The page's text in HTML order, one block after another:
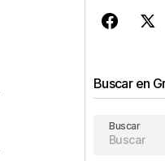
Buscar en
Buscar